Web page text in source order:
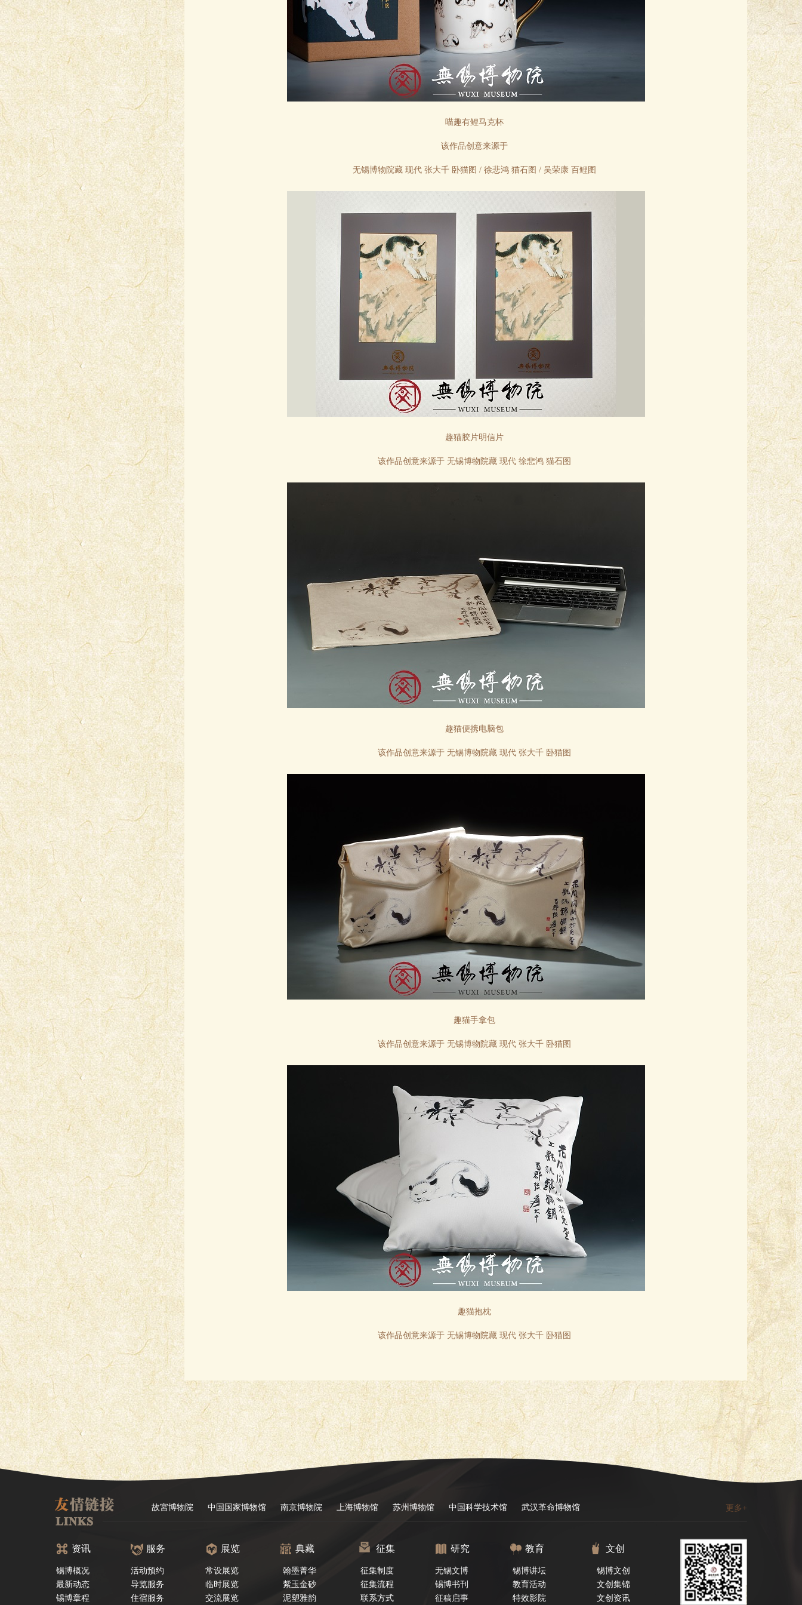
喵趣有鲤马克杯
该作品创意来源于
无锡博物院藏 现代 张大千 卧猫图 / 徐悲鸿 猫石图 /吴荣康 百鲤图
趣猫胶片明信片
该作品创意来源于 无锡博物院藏 现代 徐悲鸿 猫石图
趣猫便携电脑包
该作品创意来源于 无锡博物院藏 现代 张大千 卧猫图
趣猫手拿包
该作品创意来源于 无锡博物院藏 现代 张大千 卧猫图
趣猫抱枕
该作品创意来源于 无锡博物院藏 现代 张大千 卧猫图
更多+
故宮博物院 中国国家博物馆 南京博物院 上海博物馆 苏州博物馆 中国科学技术馆 武汉革命博物馆
资讯
锡博概况
最新动态
锡博章程
服务
活动预约
导览服务
住宿服务
展览
常设展览
临时展览
交流展览
典藏
翰墨菁华
紫玉金砂
泥塑雅韵
征集
征集制度
征集流程
联系方式
研究
无锡文博
锡博书刊
征稿启事
教育
锡博讲坛
教育活动
特效影院
文创
锡博文创
文创集锦
文创资讯